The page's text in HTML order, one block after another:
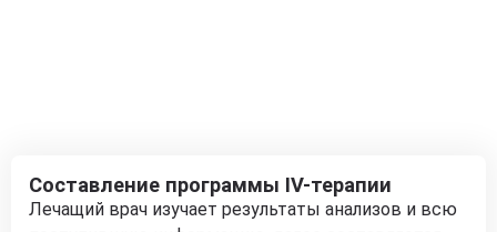
Составление программы IV-терапии
Лечащий врач изучает результаты анализов и всю